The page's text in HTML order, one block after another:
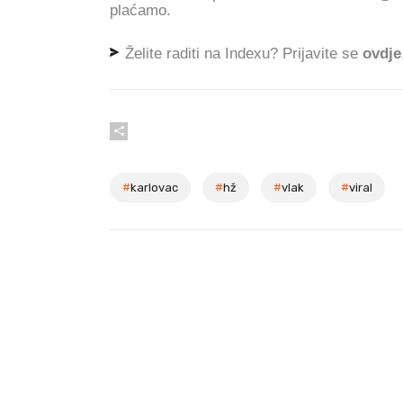
plaćamo.
Želite raditi na Indexu? Prijavite se ovdje
#karlovac #hž #vlak #viral